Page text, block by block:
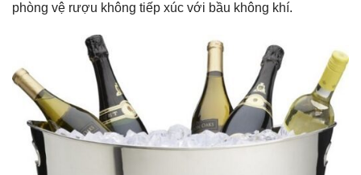
phòng vệ rượu không tiếp xúc với bầu không khí.